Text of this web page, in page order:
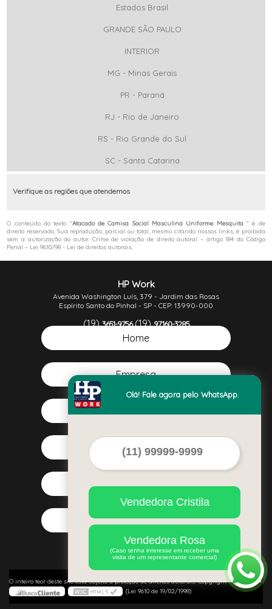
Estados Brasil
GRANDE SÃO PAULO
INTERIOR
MG - Minas Gerais
PR - Paraná
RJ - Rio de Janeiro
RS - Rio Grande do Sul
SC - Santa Catarina
Verifique as regiões que atendemos
O conteúdo do texto "Atacado de Camisa Social Masculina Uniforme Mesquita" é de
direito reservado. Sua reprodução, parcial ou total, mesmo citando nossos links, é proibida
sem a autorização do autor. Crime de violação de direito autoral – artigo 184 do Código
Penal – Lei 9610/98 - Lei de direitos autorais.
HP Work
Avenida Washington Luís, 379 - Jardim das Rosas
Espírito Santo do Pinhal - SP - CEP: 13990-000
(19)3651-9756 (19)97160-3285
(19)99381-5613
Home
Empresa
Serviços
Contato
Mapa do site
O inteiro teor deste site está sujeito à proteção de direitos autorais. Copyright©HP Work
(Lei 9610 de 19/02/1998)
Olá! Fale agora pelo WhatsApp.
Vendedora Cristila
Vendedora Rosa
(Caso tenha interesse em receber uma
visita de um representante comercial)